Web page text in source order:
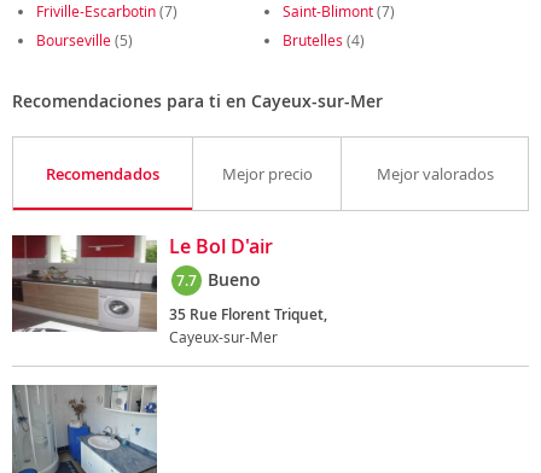
Friville-Escarbotin(7) Saint-Blimont(7)
Bourseville(5) Brutelles (4)
Recomendaciones para ti en Cayeux-sur-Mer
Recomendados Mejor precio Mejor valorados
Le Bol D'air
7.7 Bueno
35 Rue Florent Triquet,
Cayeux-sur-Mer